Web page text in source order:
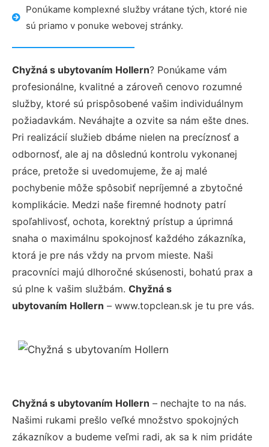
Ponúkame komplexné služby vrátane tých, ktoré nie
sú priamo v ponuke webovej stránky.
Chyžná s ubytovaním Hollern? Ponúkame vám
profesionálne, kvalitné a zároveň cenovo rozumné
služby, ktoré sú prispôsobené vašim individuálnym
požiadavkám. Neváhajte a ozvite sa nám ešte dnes.
Pri realizácií služieb dbáme nielen na precíznosť a
odbornosť, ale aj na dôslednú kontrolu vykonanej
práce, pretože si uvedomujeme, že aj malé
pochybenie môže spôsobiť nepríjemné a zbytočné
komplikácie. Medzi naše firemné hodnoty patrí
spoľahlivosť, ochota, korektný prístup a úprimná
snaha o maximálnu spokojnosť každého zákazníka,
ktorá je pre nás vždy na prvom mieste. Naši
pracovníci majú dlhoročné skúsenosti, bohatú prax a
sú plne k vašim službám. Chyžná s
ubytovaním Hollern – www.topclean.sk je tu pre vás.
Chyžná s ubytovaním Hollern – nechajte to na nás.
Našimi rukami prešlo veľké množstvo spokojných
zákazníkov a budeme veľmi radi, ak sa k nim pridáte